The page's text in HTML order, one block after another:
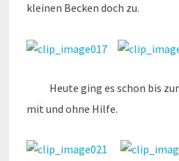
kleinen Becken doch zu.
Heute ging es schon bis
mit und ohne Hilfe.